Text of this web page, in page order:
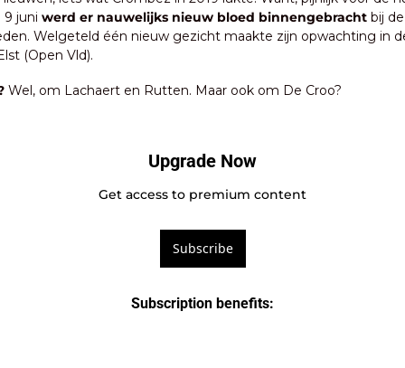
9 juni werd er nauwelijks nieuw bloed binnengebracht bij
Welgeteld één nieuw gezicht maakte zijn opwachting in
(Open Vld).
Wel, om Lachaert en Rutten. Maar ook om De Croo?
Upgrade Now
Get access to premium content
Subscribe
Subscription benefits: